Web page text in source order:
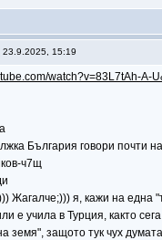
23.9.2025, 15:19
watch?v=83L7tAh-A-
България говори почти
ч7щ
Жагалче;))) я, кажи на една
е учила в Турция, както
земя", защото тук чух